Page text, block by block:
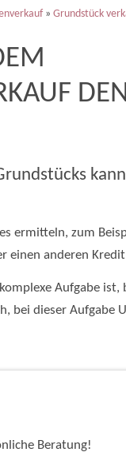
» Grundstück
ermitteln, zum
einen anderen
Aufgabe ist,
bei dieser Aufgabe
Beratung!